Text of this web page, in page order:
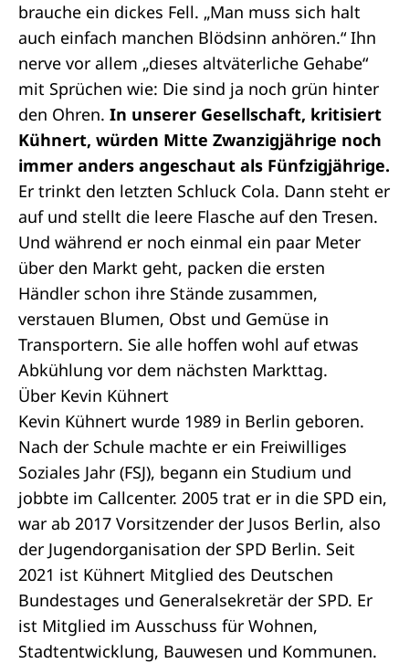
brauche ein dickes Fell. „Man muss sich halt
auch einfach manchen Blödsinn anhören.“ Ihn
nerve vor allem „dieses altväterliche Gehabe“
mit Sprüchen wie: Die sind ja noch grün hinter
den Ohren. In unserer Gesellschaft, kritisiert
Kühnert, würden Mitte Zwanzigjährige noch
immer anders angeschaut als Fünfzigjährige.
Er trinkt den letzten Schluck Cola. Dann steht er
auf und stellt die leere Flasche auf den Tresen.
Und während er noch einmal ein paar Meter
über den Markt geht, packen die ersten
Händler schon ihre Stände zusammen,
verstauen Blumen, Obst und Gemüse in
Transportern. Sie alle hoffen wohl auf etwas
Abkühlung vor dem nächsten Markttag.
Über Kevin Kühnert
Kevin Kühnert wurde 1989 in Berlin geboren.
Nach der Schule machte er ein Freiwilliges
Soziales Jahr (FSJ), begann ein Studium und
jobbte im Callcenter. 2005 trat er in die SPD ein,
war ab 2017 Vorsitzender der Jusos Berlin, also
der Jugendorganisation der SPD Berlin. Seit
2021 ist Kühnert Mitglied des Deutschen
Bundestages und Generalsekretär der SPD. Er
ist Mitglied im Ausschuss für Wohnen,
Stadtentwicklung, Bauwesen und Kommunen.